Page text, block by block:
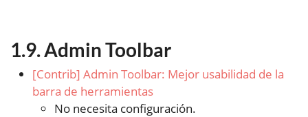
Admin Toolbar
[Contrib] Admin Toolbar: Mejor usabilidad de la
barra de herramientas
No necesita configuración.